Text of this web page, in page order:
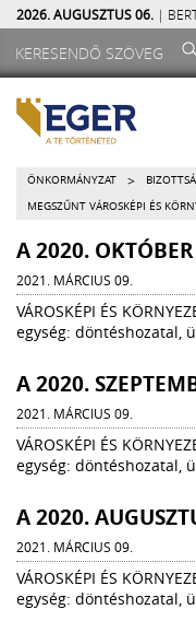
2026. AUGUSZTUS 06. |
ÖNKORMÁNYZAT >
MEGSZŰNT VÁROSKÉPI ÉS
A 2020.
2021. MÁRCIUS 09.
VÁROSKÉPI ÉS
egység: döntéshozatal,
A 2020.
2021. MÁRCIUS 09.
VÁROSKÉPI ÉS
egység: döntéshozatal,
A 2020.
2021. MÁRCIUS 09.
VÁROSKÉPI ÉS
egység: döntéshozatal,